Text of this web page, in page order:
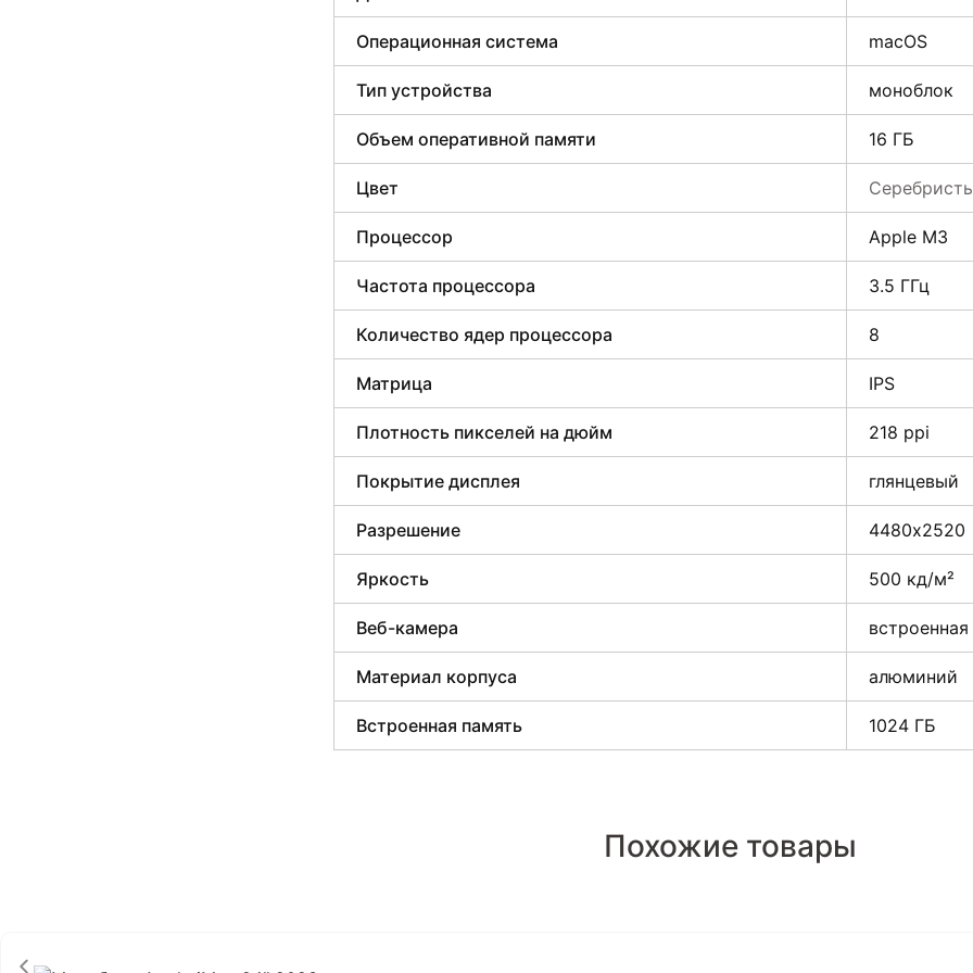
Операционная система macOS
Тип устройства моноблок
Объем оперативной памяти 16 ГБ
Цвет
Процессор Apple M3
Частота процессора 3.5 ГГц
Количество ядер процессора 8
Матрица IPS
Плотность пикселей на дюйм 218 ppi
Покрытие дисплея глянцевый
Разрешение 4480х2520
Яркость 500 кд/м²
Веб-камера встроенная
Материал корпуса алюминий
Встроенная память 1024 ГБ
Похожие товары